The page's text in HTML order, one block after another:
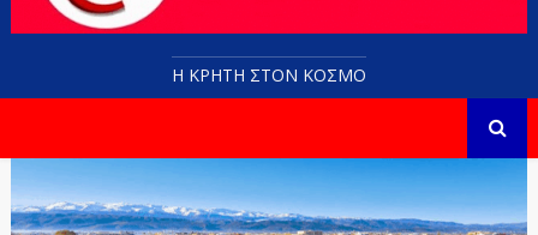
Η ΚΡΗΤΗ ΣΤΟN KOΣΜΟ